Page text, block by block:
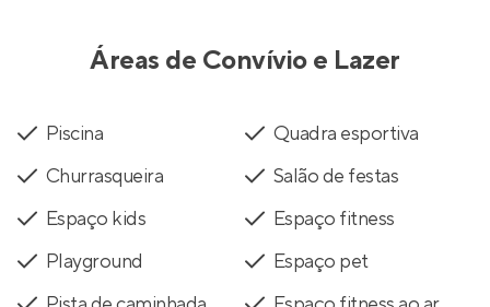
Áreas de Convívio e Lazer
Piscina
Quadra esportiva
Churrasqueira
Salão de festas
Espaço kids
Espaço fitness
Playground
Espaço pet